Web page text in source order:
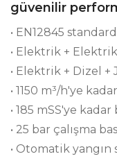
güvenilir
• EN12845
• Elektrik +
• Elektrik + Dizel
• 1150 m³/h'ye
• 185 mSS'ye
• 25 bar çalışma
• Otomatik yangın